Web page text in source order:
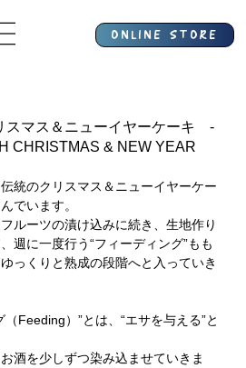
スマス＆ニューイヤーケーキ -
CHRISTMAS & NEW YEAR
統のクリスマス＆ニューイヤーケー
でいます。
ルーツの漬け込みに続き、生地作り
週に一度行う“フィーディング”もも
っくりと熟成の段階へと入っていき
Feeding）”とは、“エサを与える”と
酒を少しずつ染み込ませていきま